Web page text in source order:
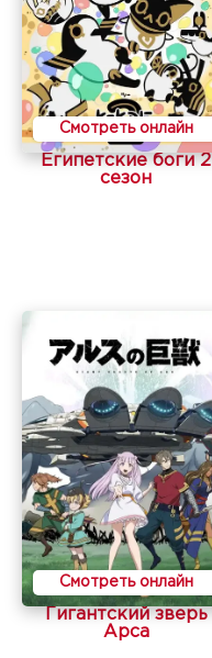
Смотреть онлайн
Египетские боги 2
сезон
Смотреть онлайн
Гигантский зверь
Арса